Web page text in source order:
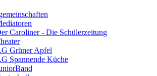
Caroliner - Die Schülerzeitung
Grüner Apfel
Spannende Küche